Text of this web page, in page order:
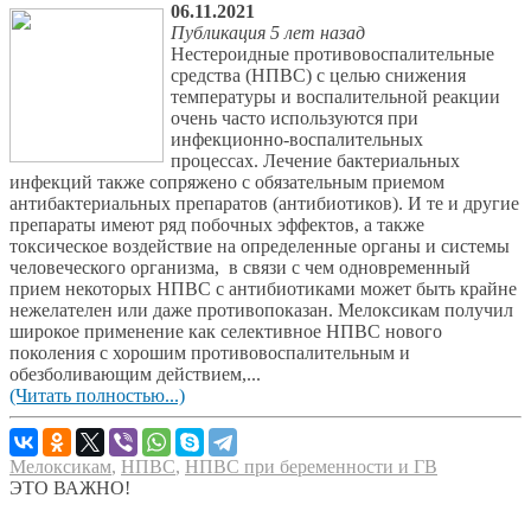
06.11.2021
Публикация 5 лет назад
Нестероидные противовоспалительные
средства (НПВС) с целью снижения
температуры и воспалительной реакции
очень часто используются при
инфекционно-воспалительных
процессах. Лечение бактериальных
инфекций также сопряжено с обязательным приемом
антибактериальных препаратов (антибиотиков). И те и другие
препараты имеют ряд побочных эффектов, а также
токсическое воздействие на определенные органы и системы
человеческого организма, в связи с чем одновременный
прием некоторых НПВС с антибиотиками может быть крайне
нежелателен или даже противопоказан. Мелоксикам получил
широкое применение как селективное НПВС нового
поколения с хорошим противовоспалительным и
обезболивающим действием,...
(Читать полностью...)
Мелоксикам, НПВС, НПВС при беременности и ГВ
ЭТО ВАЖНО!